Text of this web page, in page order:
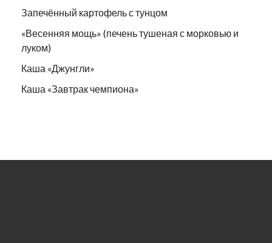
Запечённый картофель с тунцом
«Весенняя мощь» (печень тушеная с морковью и
луком)
Каша «Джунгли»
Каша «Завтрак чемпиона»